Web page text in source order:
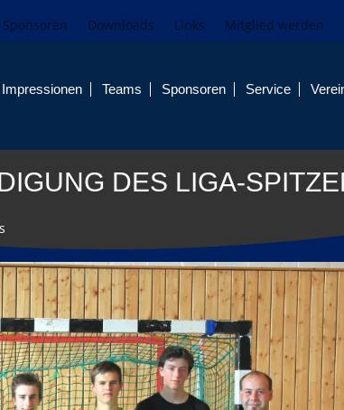
Sponsoren Downloads Links Mitglied werden
Impressionen Teams Sponsoren Service
DES LIGA-